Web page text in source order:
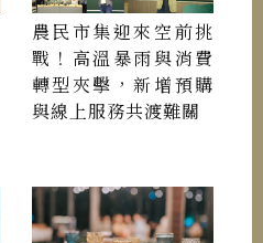
農民市集迎來空前挑
戰！高溫暴雨與消費
轉型夾擊，新增預購
與線上服務共渡難關